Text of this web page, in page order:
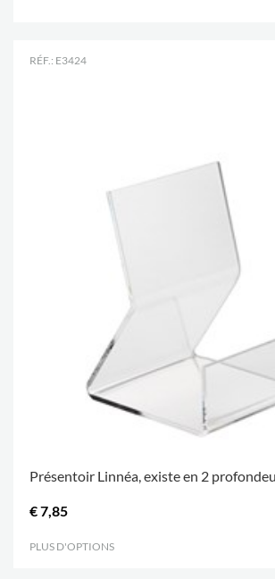
RÉF.: E3424
Présentoir Linnéa, existe en 2
€ 7,85
PLUS D'OPTIONS